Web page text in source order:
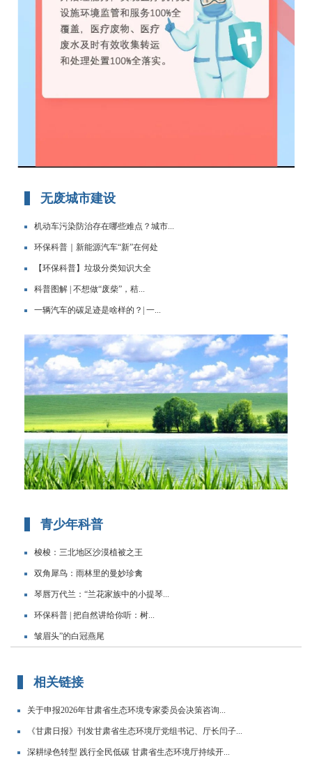
无废城市建设
机动车污染防治存在哪些难点？城市...
环保科普｜新能源汽车“新”在何处
【环保科普】垃圾分类知识大全
科普图解 | 不想做“废柴”，秸...
一辆汽车的碳足迹是啥样的？| 一...
青少年科普
梭梭：三北地区沙漠植被之王
双角犀鸟：雨林里的曼妙珍禽
琴唇万代兰：“兰花家族中的小提琴...
环保科普 | 把自然讲给你听：树...
皱眉头”的白冠燕尾
相关链接
关于申报2026年甘肃省生态环境专家委员会决策咨询...
《甘肃日报》刊发甘肃省生态环境厅党组书记、厅长闫子...
深耕绿色转型 践行全民低碳 甘肃省生态环境厅持续开...